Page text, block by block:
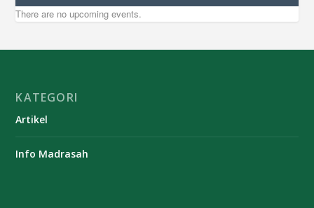
There are no upcoming events.
KATEGORI
Artikel
Info Madrasah